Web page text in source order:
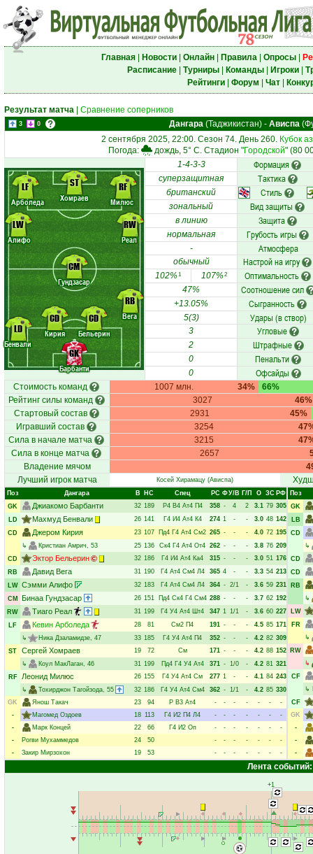
Главная| Новости| Онлайн| Правила| Опросы|
Расписание| Турниры| Команды| Игроки|
Рейтинги| Форум Чат|
Результат матча Сравнение соперников
3 0 Дангара(Таджикистан)- Ависпа
2 сентября 2025, 22:00. Сезон 74. День 260. Кубок
Погода:
дождь, 5° C. Стадион "Городской" (80
Барбанти
Бенвали
Кирия Бельерин
Вега
Алифо
Гундзасар
Реал
Арболеда Хомраев Милюс
GK
LD
CD CD
RB
LW
CM
RW
LF ST RF
1-4-3-3 Формация
суперзащитная Тактика
британский Стиль
зональный Вид защиты
в линию Защита
нормальная Грубость игры
- Атмосфера
обычный Настрой на игру
102%1 107%2 Оптимальность
47% Соотношение сил
+13.05% Сыгранность
5(3) Удары (в створ)
3 Угловые
2 Штрафные
0 Пенальти
0 Офсайды
Стоимость команд 1007 млн. 34%
66%
Рейтинг силы команд
3027
46%
Стартовый состав
2931
45%
Игравший состав
3254
Сила в начале матча
3215
Сила в конце матча
2657
Владение мячом
Лучший игрок матча
Косей Хирамацу (Ависпа)
Поз Дангара В НC Спец РC ФУ/В Г/П О ЗС РФ
GK
Джиакомо Барбанти 32 189 Р4 В4 Ат4 П4 358 - 4 2 3.1 79 305
LD
Махмуд Бенвали 26 141 Г4 И4 Ат4 К4 274 1 - - 3.0 48 142
CD
Джером Кирия 23 107 Пд4 Г4 Ат4 См2 265 - - - 4.0 72 195
↳
Кристиан Амрич, 53 25 136 Ск4 Г4 Ат4 От4 262 - - - 3.8 76 209
CD
Эктор Бельерин 32 186 Г4 И4 Ат4 Ка4 315 - - - 3.0 51 176
RB
Давид Вега 31 190 Г4 Ат4 См4 Л4 365 4 - - 3.3 54 213
LW Сэмми Алифо 32 183 Г4 Ат4 См4 Л4 364 - 2/1 - 3.6 59 231
CM
Бинаа Гундзасар 26 151 Пд4 Ск4 Г4 См4 288 - - - 3.7 62 192
RW
Тиаго Реал 31 199 Г4 У4 Ат4 Шт4 347 1 1/1 - 3.6 60 227
LF
Кевин Арболеда 28 81 См2 П4 191 - - - 4.5 85 171
↳
Ника Дзаламидзе, 47 33 185 Г4 У4 Ат4 П4 352 - - - 4.2 82 309
ST
Сергей Хомраев 19 72 См 171 - - - 4.2 88 152
↳
Коул МакЛаган, 46 31 199 Пд4 Г4 У4 Ат4 371 - 1/0 - 4.2 81 321
RF
Леонид Милюс 26 155 Г4 У4 Ат4 См 277 1 - - 4.1 84 243
↳
Тохирджон Тагойзода, 55 32 186 Г4 У4 Ат4 См4 362 - 1/1 - 4.2 85 330
GK
Янош Такач 23 94 Р В3 Ат4 - - - - - -
-
-
Магомед Оздоев 18 113 Г4 И2 П4 Л4 - - - - - -
-
-
Марк Концей 22 66 Г4 И2 Оп - - - - - -
-
-
Рогви Мухаммедов 24 50 - - - - - -
-
-
Закир Мирзохон 19 53 - - - - - - -
Поз
GK
LB
CD
↳
CD
CD
RB
↳
LW
FR
↳
RW
↳
CF
↳
CF
GK
-
-
-
Лента событий:
+1